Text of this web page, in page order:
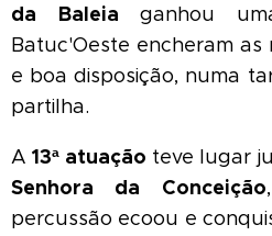
da Baleia ganhou
Batuc'Oeste encheram as
e boa disposição, numa
partilha.
A13ª atuação teve lugar
Senhora da Conceição
percussão ecoou e